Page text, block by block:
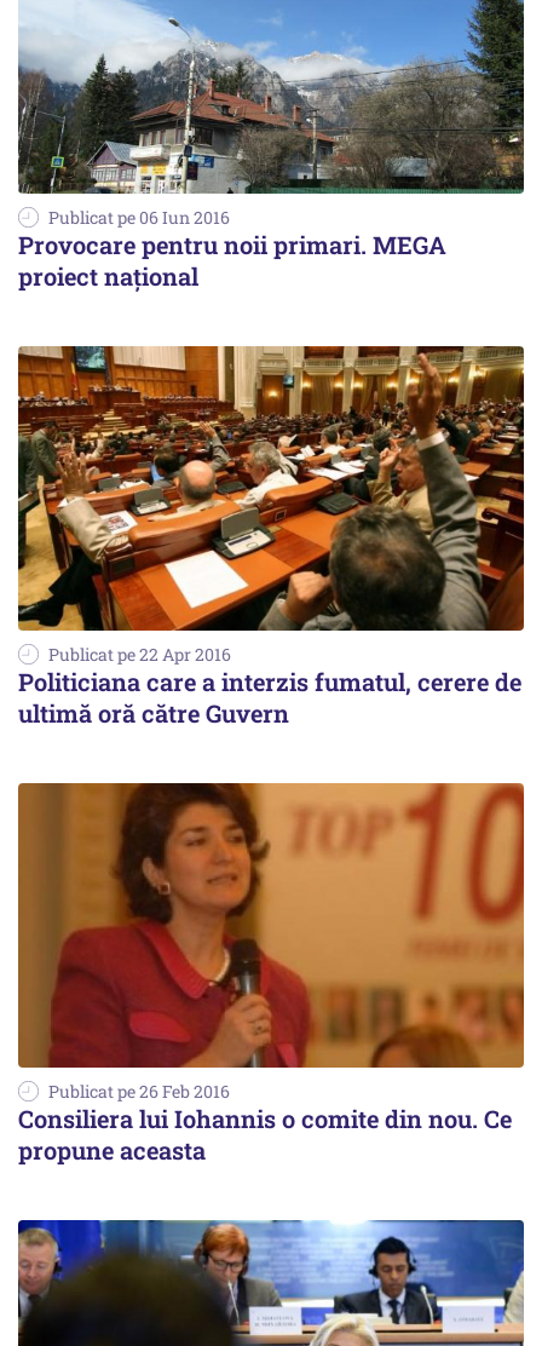
Publicat pe 06 Iun 2016
Provocare pentru noii primari. MEGA
proiect național
Publicat pe 22 Apr 2016
Politiciana care a interzis fumatul, cerere de
ultimă oră către Guvern
Publicat pe 26 Feb 2016
Consiliera lui Iohannis o comite din nou. Ce
propune aceasta